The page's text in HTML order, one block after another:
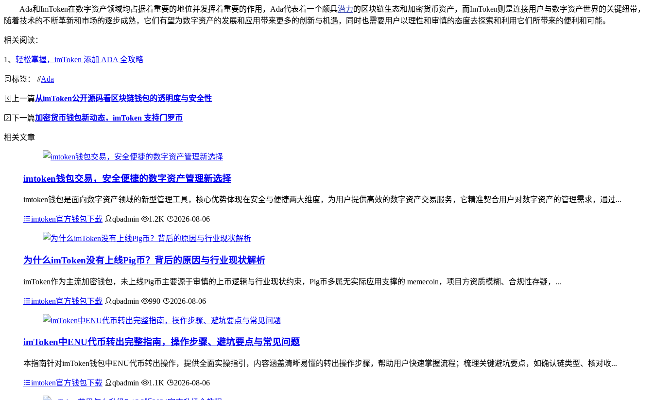
Ada和ImToken在数字资产领域均占据着重要的地位并发挥着重要的作用，Ada代表着一个颇具潜力的区块链生态和加密货币资产，而ImToken则是连接用户与数字资产世界的关键纽带，
随着技术的不断革新和市场的逐步成熟，它们有望为数字资产的发展和应用带来更多的创新与机遇，同时也需要用户以理性和审慎的态度去探索和利用它们所带来的便利和可能。
相关阅读：
1、 轻松掌握，imToken 添加 ADA 全攻略
标签： #Ada
上一篇从imToken公开源码看区块链钱包的透明度与安全性
下一篇加密货币钱包新动态，imToken 支持门罗币
相关文章
imtoken钱包交易，安全便捷的数字资产管理新选择
imtoken钱包是面向数字资产领域的新型管理工具，核心优势体现在安全与便捷两大维度，为用户提供高效的数字资产交易服务，它精准契合用户对数字资产的管理需求，通过...
imtoken官方钱包下载 qbadmin 1.2K 2026-08-06
为什么imToken没有上线Pig币？背后的原因与行业现状解析
imToken作为主流加密钱包，未上线Pig币主要源于审慎的上币逻辑与行业现状约束，Pig币多属无实际应用支撑的 memecoin，项目方资质模糊、合规性存疑，...
imtoken官方钱包下载 qbadmin 990 2026-08-06
imToken中ENU代币转出完整指南，操作步骤、避坑要点与常见问题
本指南针对imToken钱包中ENU代币转出操作，提供全面实操指引，内容涵盖清晰易懂的转出操作步骤，帮助用户快速掌握流程；梳理关键避坑要点，如确认链类型、核对收...
imtoken官方钱包下载 qbadmin 1.1K 2026-08-06